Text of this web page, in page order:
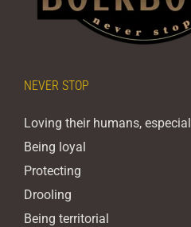
NEVER STOP
Loving their humans,
Being loyal
Protecting
Drooling
Being territorial